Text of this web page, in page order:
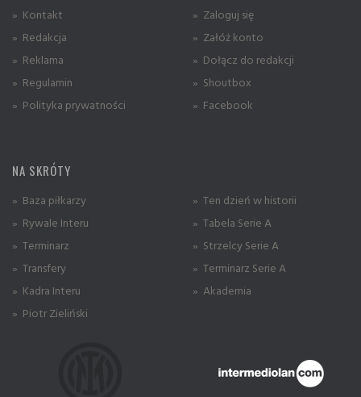
» Kontakt
» Redakcja
» Reklama
» Regulamin
» Polityka prywatności
» Zaloguj się
» Załóż konto
» Dołącz do redakcji
» Shoutbox
» Facebook
NA SKRÓTY
» Baza piłkarzy
» Rywale Interu
» Terminarz
» Transfery
» Kadra Interu
» Piotr Zieliński
» Ten dzień w historii
» Tabela Serie A
» Strzelcy Serie A
» Terminarz Serie A
» Akademia